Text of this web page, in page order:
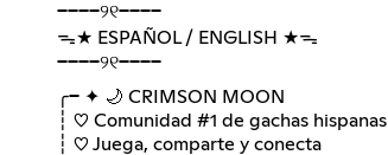
────୨୧────
ᯓ★ ESPAÑOL / ENGLISH ★ᯓ
────୨୧────
╭─ ✦ 🌙 CRIMSON MOON
┆ ♡ Comunidad #1 de gachas hispanas
┆ ♡ Juega, comparte y conecta